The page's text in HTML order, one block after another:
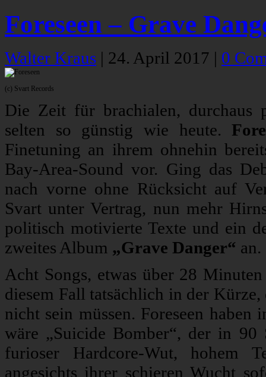
Foreseen – Grave
Walter Kraus | 24. April 2017 | 0
(c) Svart Records
Die Zeit für brachialen, durchaus
selten so günstig wie heute.
Finetuning an ihrem ohnehin
Bay-Area-Sound vor. Ging das
nach vorne ohne Rücksicht auf
Svart unter Vertrag, nun mehr
politisch motivierte Texte und ein
zweites Album „Grave Danger“ an.
Acht Songs, etwas über 28
diesem Fall tatsächlich in der
nicht sein müssen. Foreseen haben
wäre „Suicide Bomber“, der in 90
furioser Hardcore-Wut, hohem
angesichts ihrer schieren Wucht